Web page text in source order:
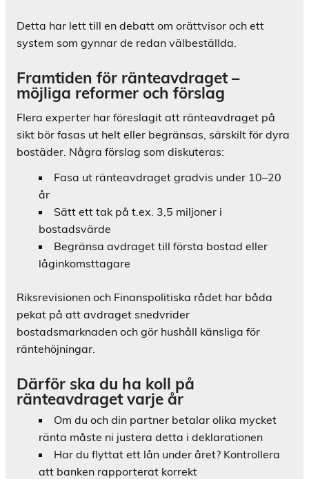
Detta har lett till en debatt om orättvisor och ett
system som gynnar de redan välbeställda.
Framtiden för ränteavdraget –
möjliga reformer och förslag
Flera experter har föreslagit att ränteavdraget på
sikt bör fasas ut helt eller begränsas, särskilt för dyra
bostäder. Några förslag som diskuteras:
Fasa ut ränteavdraget gradvis under 10–20
år
Sätt ett tak på t.ex. 3,5 miljoner i
bostadsvärde
Begränsa avdraget till första bostad eller
låginkomsttagare
Riksrevisionen och Finanspolitiska rådet har båda
pekat på att avdraget snedvrider
bostadsmarknaden och gör hushåll känsliga för
räntehöjningar.
Därför ska du ha koll på
ränteavdraget varje år
Om du och din partner betalar olika mycket
ränta måste ni justera detta i deklarationen
Har du flyttat ett lån under året? Kontrollera
att banken rapporterat korrekt